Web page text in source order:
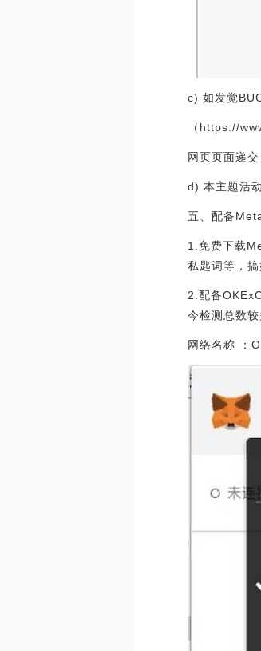
c) 如发觉
（https://
网页页面递
d) 本主题活
五、配备
1.免费下载
私匙词等，搞
2.配备
今检测总数
网络名称 ：